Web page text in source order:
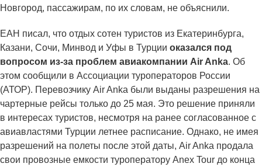
Новгород, пассажирам, по их словам, не объяснили.
ЕАН писал, что отдых сотен туристов из Екатеринбурга,
Казани, Сочи, Минвод и Уфы в Турции оказался под
вопросом из-за проблем авиакомпании Air Anka. Об
этом сообщили в Ассоциации туроператоров России
(АТОР). Перевозчику Air Anka были выданы разрешения на
чартерные рейсы только до 25 мая. Это решение приняли
в интересах туристов, несмотря на ранее согласованное с
авиавластями Турции летнее расписание. Однако, не имея
разрешений на полеты после этой даты, Air Anka продала
свои провозные емкости туроператору Anex Tour до конца